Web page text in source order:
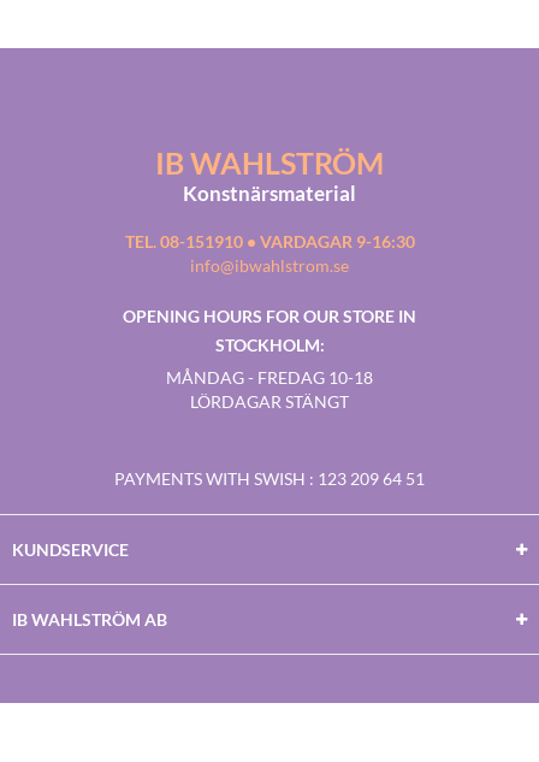
IB WAHLSTRÖM
Konstnärsmaterial
TEL. 08-151910 • VARDAGAR 9-16:30
info@ibwahlstrom.se
OPENING HOURS FOR OUR STORE IN
STOCKHOLM:
MÅNDAG - FREDAG 10-18
LÖRDAGAR STÄNGT
PAYMENTS WITH SWISH : 123 209 64 51
KUNDSERVICE
IB WAHLSTRÖM AB
Facebook
TwitterYoutubeInstagram